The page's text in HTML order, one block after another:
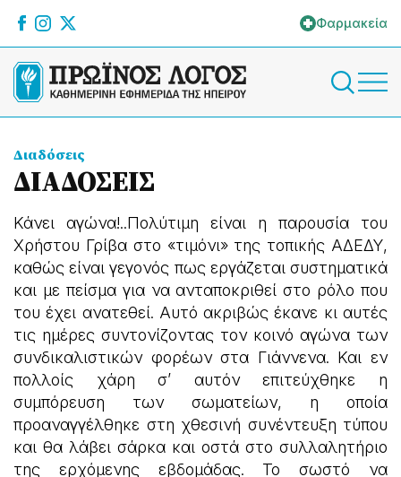
Φαρμακεία
Διαδόσεις
ΔΙΑΔΟΣΕΙΣ
Κάνει αγώνα!..Πολύτιμη είναι η παρουσία του
Χρήστου Γρίβα στο «τιμόνι» της τοπικής ΑΔΕΔΥ,
καθώς είναι γεγονός πως εργάζεται συστηματικά
και με πείσμα για να ανταποκριθεί στο ρόλο που
του έχει ανατεθεί. Αυτό ακριβώς έκανε κι αυτές
τις ημέρες συντονίζοντας τον κοινό αγώνα των
συνδικαλιστικών φορέων στα Γιάννενα. Και εν
πολλοίς χάρη σ’ αυτόν επιτεύχθηκε η
συμπόρευση των σωματείων, η οποία
προαναγγέλθηκε στη χθεσινή συνέντευξη τύπου
και θα λάβει σάρκα και οστά στο συλλαλητήριο
της ερχόμενης εβδομάδας. Το σωστό να